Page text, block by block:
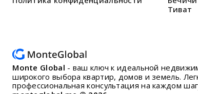
Тиват
Monte Global - ваш ключ к идеальной
широкого выбора квартир, домов и земель.
профессиональная консультация на каждом